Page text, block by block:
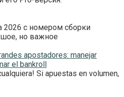
2026 с номером сборки
но важное
apostadores: manejar
el bankroll
Si apuestas en volumen,